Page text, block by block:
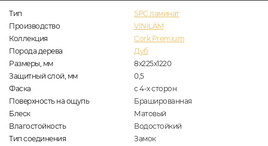
Тип
SPC ламинат
Производство
VINILAM
Коллекция
Cork Premium
Порода дерева
Дуб
Размеры, мм
8х225х1220
Защитный слой, мм
0,5
Фаска
с 4-х сторон
Поверхность на ощупь
Брашированная
Блеск
Матовый
Влагостойкость
Водостойкий
Тип соединения
Замок